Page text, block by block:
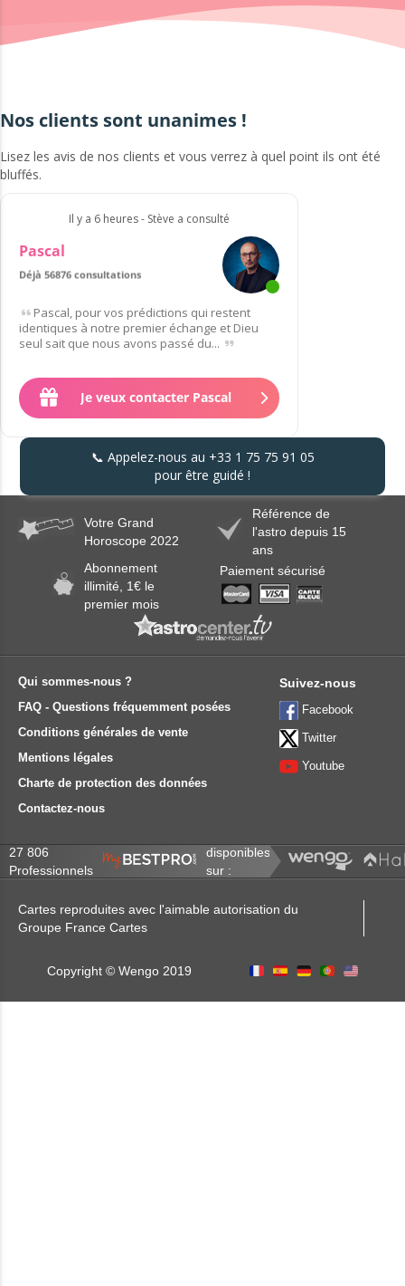
Nos clients sont unanimes !
Lisez les avis de nos clients et vous verrez à quel point ils ont été
bluffés.
Il y a 6 heures - Stève a consulté
Pascal
Déjà 56876 consultations
Pascal, pour vos prédictions qui restent
identiques à notre premier échange et Dieu
seul sait que nous avons passé du...
Je veux contacter Pascal
3.70€
📞 Appelez-nous au +33 1 75 75 91 05
pour être guidé !
Votre Grand
Horoscope 2022
Référence de
l'astro depuis 15
ans
Abonnement
illimité, 1€ le
premier mois
Paiement sécurisé
Qui sommes-nous ?
FAQ - Questions fréquemment posées
Conditions générales de vente
Mentions légales
Charte de protection des données
Contactez-nous
Suivez-nous
Facebook
Twitter
Youtube
27 806
Professionnels
disponibles
sur :
Cartes reproduites avec l'aimable autorisation du
Groupe France Cartes
Copyright © Wengo 2019